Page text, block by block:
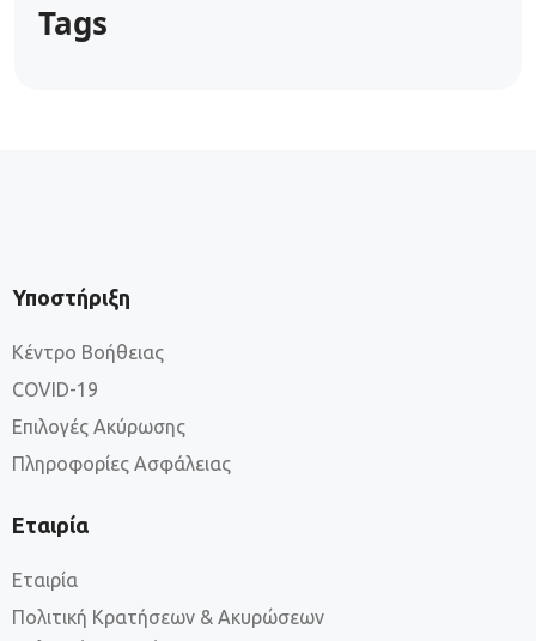
Tags
Υποστήριξη
Κέντρο Βοήθειας
COVID-19
Επιλογές Ακύρωσης
Πληροφορίες Ασφάλειας
Εταιρία
Εταιρία
Πολιτική Κρατήσεων & Ακυρώσεων